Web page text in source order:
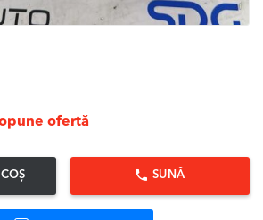
ofertă
SUNĂ